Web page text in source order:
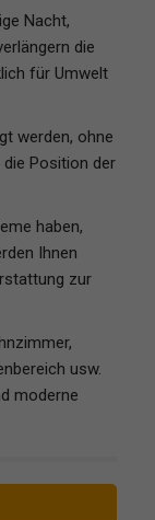
Nacht,
die
für Umwelt
werden, ohne
die Position der
haben,
Ihnen
zur
usw.
moderne